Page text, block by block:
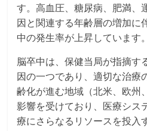
す。高血圧、糖尿病、肥満、
因と関連する年齢層の増加に
中の発生率が上昇しています。
脳卒中は、保健当局が指摘す
因の一つであり、適切な治療
齢化が進む地域（北米、欧州
影響を受けており、医療シス
療にさらなるリソースを投入